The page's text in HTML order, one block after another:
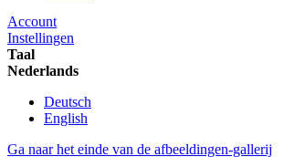
Account
Instellingen
Taal
Nederlands
Deutsch
English
Ga naar het einde van de afbeeldingen-gallerij